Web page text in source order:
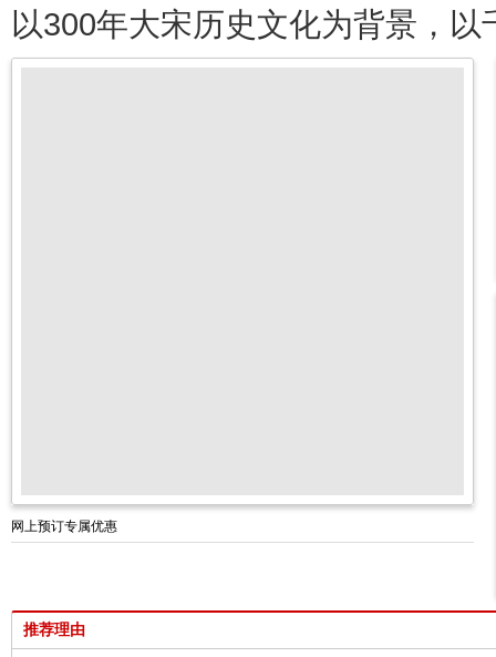
以300年大宋历史文化为背景，
网上预订专属优惠
推荐理由